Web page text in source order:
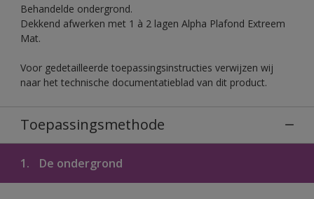
Behandelde ondergrond.
Dekkend afwerken met 1 à 2 lagen Alpha Plafond Extreem
Mat.
Voor gedetailleerde toepassingsinstructies verwijzen wij
naar het technische documentatieblad van dit product.
Toepassingsmethode
1. De ondergrond